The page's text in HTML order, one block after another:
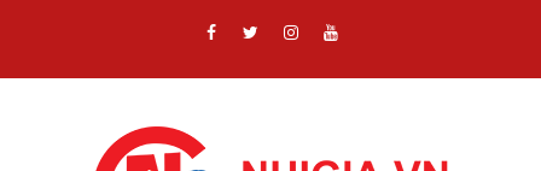
Facebook
TwitterInstagram
Youtube